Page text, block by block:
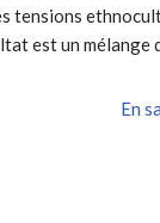
tensions
est un mélange
En